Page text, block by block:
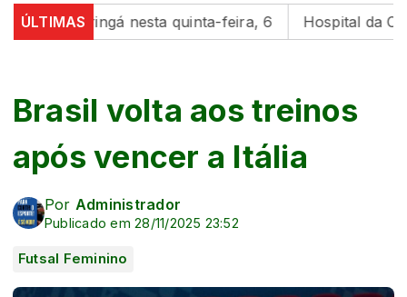
ÚLTIMAS
Maringá nesta quinta-feira, 6 Hospital da Criança
Brasil volta aos treinos
após vencer a Itália
Por Administrador
Publicado em 28/11/2025 23:52
Futsal Feminino